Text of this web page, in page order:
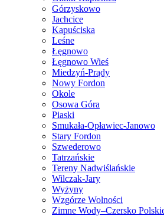
Górzyskowo
Jachcice
Kapuściska
Leśne
Łęgnowo
Łęgnowo Wieś
Miedzyń-Prądy
Nowy Fordon
Okole
Osowa Góra
Piaski
Smukała-Opławiec-Janowo
Stary Fordon
Szwederowo
Tatrzańskie
Tereny Nadwiślańskie
Wilczak-Jary
Wyżyny
Wzgórze Wolności
Zimne Wody–Czersko